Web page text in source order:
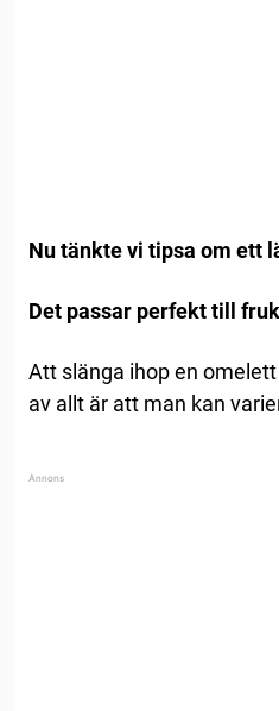
Nu tänkte vi tipsa om ett
Det passar perfekt till
Att slänga ihop en
av allt är att man kan